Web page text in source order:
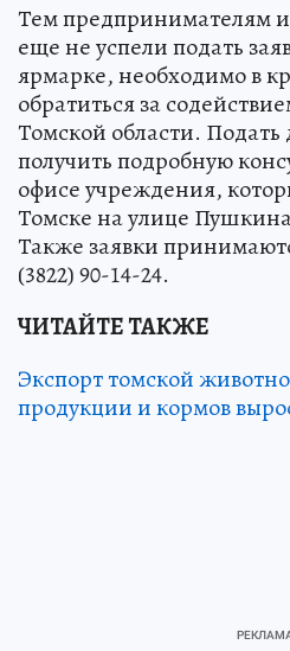
Тем предпринимателям
еще не успели подать
ярмарке, необходимо в
обратиться за
Томской области.
получить подробную
офисе учреждения,
Томске на улице
Также заявки
(3822) 90-14-24.
ЧИТАЙТЕ ТАКЖЕ
Экспорт томской
продукции и кормов